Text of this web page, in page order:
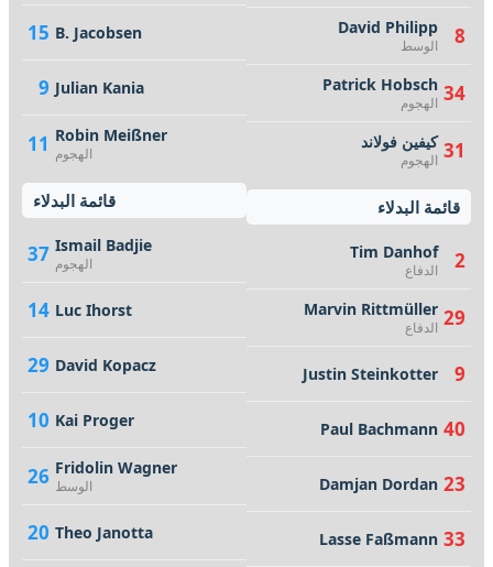
15 B. Jacobsen
9 Julian Kania
11 Robin Meißner
الهجوم
قائمة البدلاء
37 Ismail Badjie
الهجوم
14 Luc Ihorst
29 David Kopacz
10 Kai Proger
26 Fridolin Wagner
الوسط
20 Theo Janotta
8
David Philipp
الوسط
34
Patrick Hobsch
الهجوم
31 كيفين فولاند
الهجوم
قائمة البدلاء
2
Tim Danhof
الدفاع
29
Marvin Rittmüller
الدفاع
9
Justin Steinkotter
40
Paul Bachmann
23
Damjan Dordan
33
Lasse Faßmann